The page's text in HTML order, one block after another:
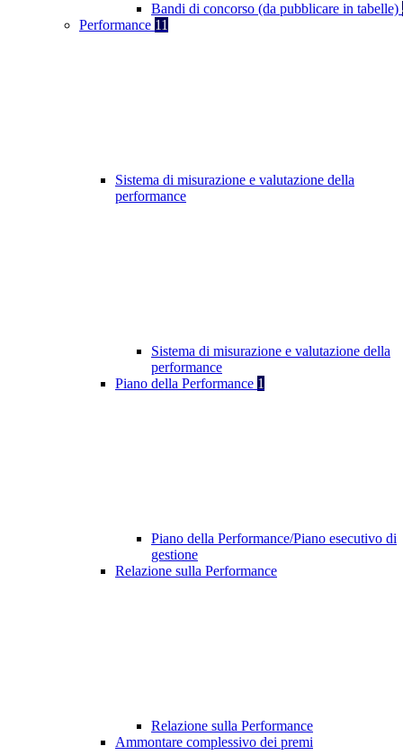
Bandi di concorso (da pubblicare in tabelle)
Performance 11
Sistema di misurazione e valutazione della
performance
Sistema di misurazione e valutazione della
performance
Piano della Performance 1
Piano della Performance/Piano esecutivo di
gestione
Relazione sulla Performance
Relazione sulla Performance
Ammontare complessivo dei premi